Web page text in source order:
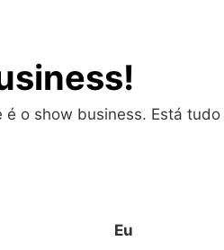
o show business. Está tudo
Eu